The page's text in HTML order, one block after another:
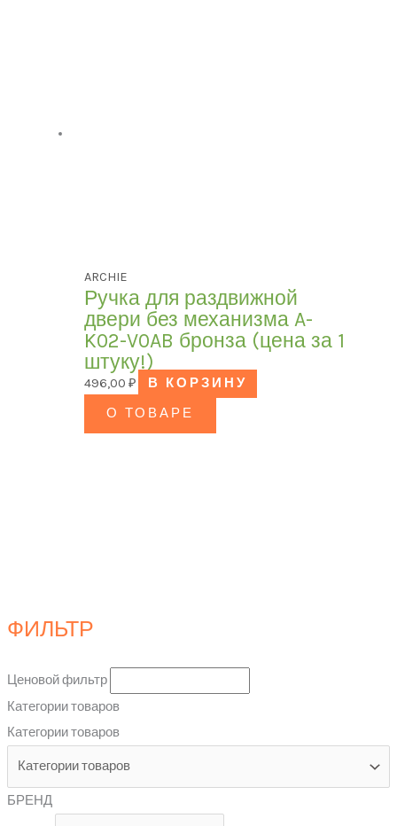
ФИЛЬТР
Ценовой фильтр
Категории товаров
Категории товаров
БРЕНД
ARCHIE
Ручка для раздвижной
двери без механизма A-
K02-V0AB бронза (цена за 1
штуку!)
496,00₽
В КОРЗИНУ
О ТОВАРЕ